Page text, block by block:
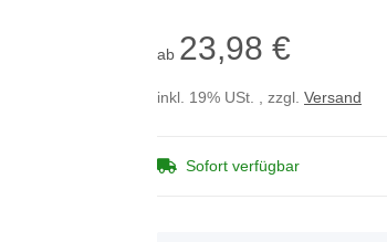
ab 23,98 €
inkl. 19% USt. , zzgl. Versand
Sofort verfügbar